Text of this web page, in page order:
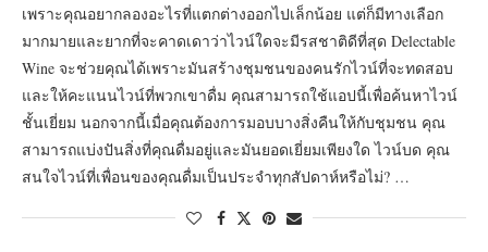
เพราะคุณอยากลองอะไรที่แตกต่างออกไปเล็กน้อย แต่ก็มีทางเลือก
มากมายและยากที่จะคาดเดาว่าไวน์ใดจะมีรสชาติดีที่สุด Delectable
Wine จะช่วยคุณได้เพราะมันสร้างชุมชนของคนรักไวน์ที่จะทดสอบ
และให้คะแนนไวน์ที่พวกเขาดื่ม คุณสามารถใช้แอปนี้เพื่อค้นหาไวน์
ชั้นเยี่ยม นอกจากนี้เมื่อคุณต้องการมอบบางสิ่งคืนให้กับชุมชน คุณ
สามารถแบ่งปันสิ่งที่คุณดื่มอยู่และมันยอดเยี่ยมเพียงใด ไวน์บด คุณ
สนใจไวน์ที่เพื่อนของคุณดื่มเป็นประจำทุกสัปดาห์หรือไม่? …